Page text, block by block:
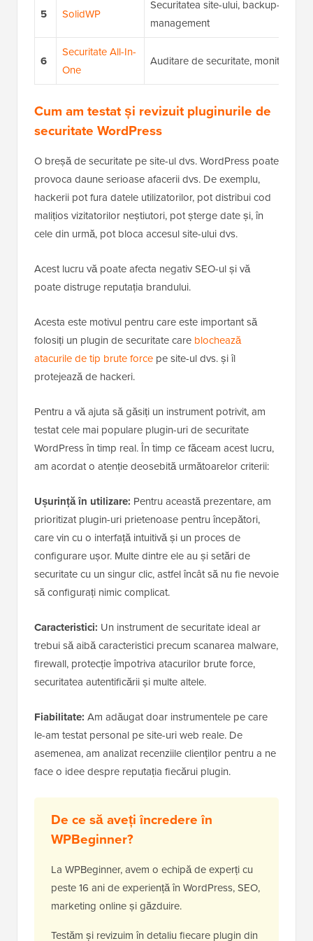
5 SolidWP
Securitatea site-ului, backup-uri și
management
6
Securitate All-In-
One
Auditare de securitate,
Cum am testat și revizuit pluginurile de
securitate WordPress
O breșă de securitate pe site-ul dvs. WordPress poate
provoca daune serioase afacerii dvs. De exemplu,
hackerii pot fura datele utilizatorilor, pot distribui cod
malițios vizitatorilor neștiutori, pot șterge date și, în
cele din urmă, pot bloca accesul site-ului dvs.
Acest lucru vă poate afecta negativ SEO-ul și vă
poate distruge reputația brandului.
Acesta este motivul pentru care este important să
folosiți un plugin de securitate care blochează
atacurile de tip brute force pe site-ul dvs. și îl
protejează de hackeri.
Pentru a vă ajuta să găsiți un instrument potrivit, am
testat cele mai populare plugin-uri de securitate
WordPress în timp real. În timp ce făceam acest lucru,
am acordat o atenție deosebită următoarelor criterii:
Ușurință în utilizare: Pentru această prezentare, am
prioritizat plugin-uri prietenoase pentru începători,
care vin cu o interfață intuitivă și un proces de
configurare ușor. Multe dintre ele au și setări de
securitate cu un singur clic, astfel încât să nu fie nevoie
să configurați nimic complicat.
Caracteristici: Un instrument de securitate ideal ar
trebui să aibă caracteristici precum scanarea malware,
firewall, protecție împotriva atacurilor brute force,
securitatea autentificării și multe altele.
Fiabilitate: Am adăugat doar instrumentele pe care
le-am testat personal pe site-uri web reale. De
asemenea, am analizat recenziile clienților pentru a ne
face o idee despre reputația fiecărui plugin.
De ce să aveți încredere în
WPBeginner?
La WPBeginner, avem o echipă de experți cu
peste 16 ani de experiență în WordPress, SEO,
marketing online și găzduire.
Testăm și revizuim în detaliu fiecare plugin din